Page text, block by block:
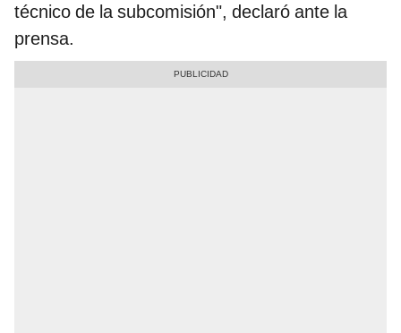
técnico de la subcomisión", declaró ante la
prensa.